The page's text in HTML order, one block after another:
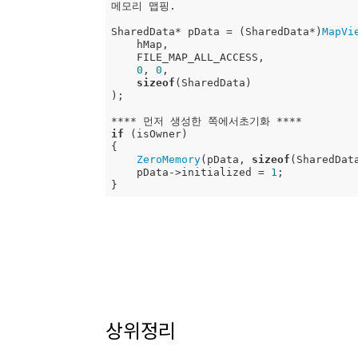
메모리 맵핑.
SharedData* pData = (SharedData*)
0 , 0 ,
sizeof (SharedData)
);
if (isOwner)
{
ZeroMemory(pData, sizeof
    pData->initialized =
1 ;
}
상위정리